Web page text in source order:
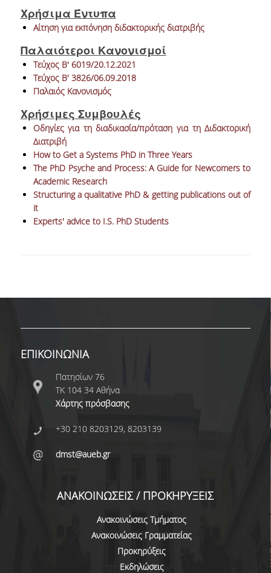
ΕΡΓΑΣΤΗΡΙΑΚΗ ΥΠΟΔΟΜΗ
NEWSLETTERS
TESTIMONIALS
ΔΙΔΑΣΚΑΛΙΑ
ΑΝΘΡΩΠΙΝΟ ΔΥΝΑΜΙΚΟ
ΠΡΟΣΩΠΙΚΟ ΤΟΥ ΤΜΗΜΑΤΟΣ
ΜΕΛΗ ΔΕΠ
ΕΠΙΤΙΜΟΙ ΔΙΔΑΚΤΟΡΕΣ
ΠΡΟΠΤΥΧΙΑΚΕΣ ΣΠΟΥΔΕΣ
ΜΑΘΗΜΑΤΑ ΕΛΕΥΘΕΡΗΣ ΕΠΙΛΟΓΗΣ ΑΠΟ
ΒΡΑΒΕΙΑ ΕΡΓΑΣΙΩΝ
ΠΡΑΚΤΙΚΗ ΑΣΚΗΣΗ ΚΑΙ ΠΤΥΧΙΑΚΗ ΕΡΓΑΣΙΑ
Χρήσιμα Έντυπα
Αίτηση για εκπόνηση διδακτορικής διατριβής
Παλαιότεροι Kανονισμοί
Τεύχος Β' 6019/20.12.2021
Τεύχος Β' 3826/06.09.2018
Παλαιός Κανονισμός
Χρήσιμες Συμβουλές
Οδηγίες για τη διαδικασία/πρόταση για τη Διδακτορική
Διατριβή
How to Get a Systems PhD in Three Years
The PhD Psyche and Process: A Guide for Newcomers to
Academic Research
Structuring a qualitative PhD & getting publications out of
it
Experts' advice to I.S. PhD Students
ΕΠΙΚΟΙΝΩΝΙΑ
Πατησίων 76
ΤΚ 104 34 Αθήνα
Χάρτης πρόσβασης
+30 210 8203129, 8203139
dmst@aueb.gr
ΑΝΑΚΟΙΝΩΣΕΙΣ / ΠΡΟΚΗΡΥΞΕΙΣ
Ανακοινώσεις Τμήματος
Ανακοινώσεις Γραμματείας
Προκηρύξεις
Εκδηλώσεις